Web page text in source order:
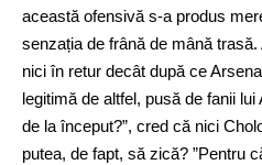
această ofensivă s-a produs
senzația de frână de mână
nici în retur decât după ce
legitimă de altfel, pusă de fanii
de la început?”, cred că nici
putea, de fapt, să zică? ”Pentru